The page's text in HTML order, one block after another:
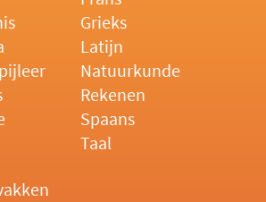
Grieks
Latijn
Natuurkunde
Rekenen
Spaans
Taal